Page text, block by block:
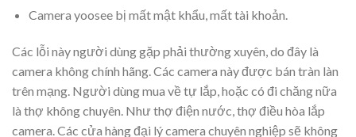
Camera yoosee bị mất mật khẩu, mất tài khoản.
Các lỗi này người dùng gặp phải thường xuyên, do đây là
camera không chính hãng. Các camera này được bán tràn làn
trên mạng. Người dùng mua về tự lắp, hoặc có đi chăng nữa
là thợ không chuyên. Như thợ điện nước, thợ điều hòa lắp
camera. Các cửa hàng đại lý camera chuyên nghiệp sẽ không